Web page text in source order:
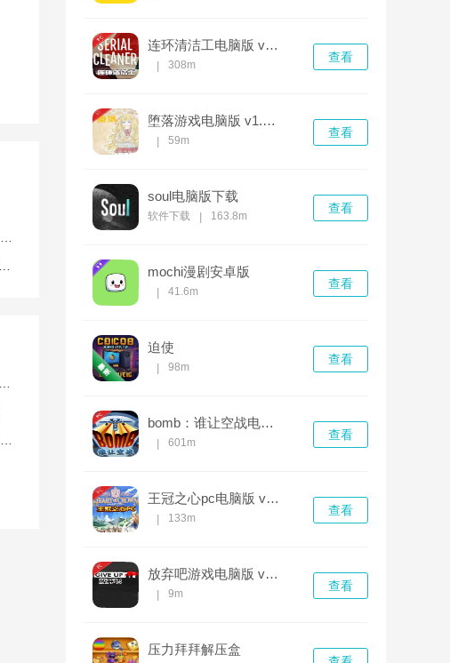
连环清洁工电脑版 v1.0.0官方版
308m
查看
堕落游戏电脑版 v1.2.0完整版
59m
查看
soul电脑版下载
软件下载 163.8m
查看
mochi漫剧安卓版
41.6m
查看
迫使
98m
查看
bomb：谁让空战电脑版 v1.0.0正式版
601m
查看
王冠之心pc电脑版 v1.0.0官方版
133m
查看
放弃吧游戏电脑版 v1.0
9m
查看
压力拜拜解压盒